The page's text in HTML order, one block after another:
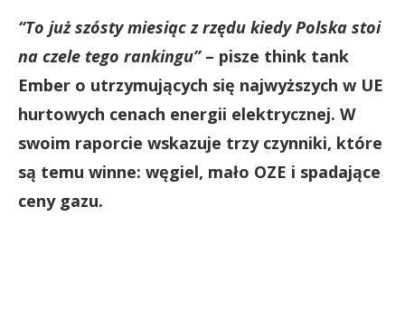
“To już szósty miesiąc z rzędu kiedy Polska stoi
na czele tego rankingu”– pisze think tank
Ember o utrzymujących się najwyższych w UE
hurtowych cenach energii elektrycznej. W
swoim raporcie wskazuje trzy czynniki, które
są temu winne: węgiel, mało OZE i spadające
ceny gazu.